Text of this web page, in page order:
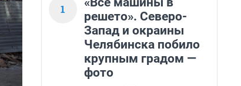
1
решето». Северо-
Запад и окраины
Челябинска побило
крупным градом —
фото